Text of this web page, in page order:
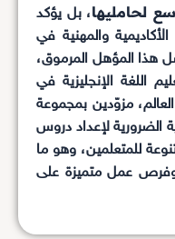
لحامليها، بل يؤكد
الأكاديمية والمهنية في
هذا المؤهل المرموق،
اللغة الإنجليزية في
مزوّدين بمجموعة
الضرورية لإعداد دروس
للمتعلمين، وهو ما
وفرص عمل متميزة على